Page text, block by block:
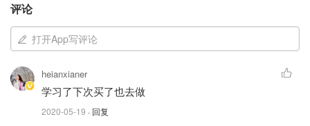
评论
打开App写评论
heianxianer
学习了下次买了也去做
2020-05-19 · 回复